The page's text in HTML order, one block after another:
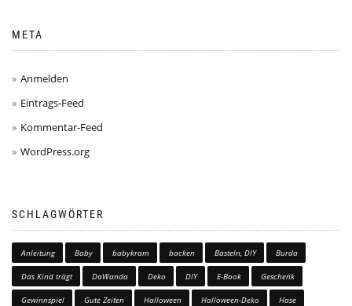
META
Anmelden
Eintrags-Feed
Kommentar-Feed
WordPress.org
SCHLAGWÖRTER
Anleitung Baby babykram backen Basteln, DIY Burda
Das Kind trägt DaWanda Deko DIY E-Book Geschenk
Gewinnspiel Gute Zeiten Halloween Halloween-Deko Hase